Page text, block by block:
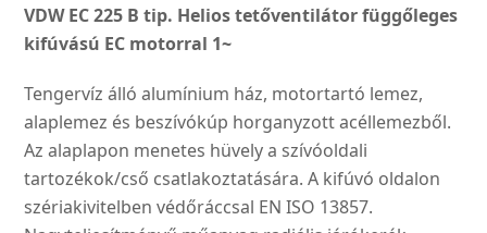
EC
motorral
mennyiség
VDW EC 225 B tip. Helios tetőventilátor függőleges
kifúvású EC motorral 1~
Tengervíz álló alumínium ház, motortartó lemez,
alaplemez és beszívókúp horganyzott acéllemezből.
Az alaplapon menetes hüvely a szívóoldali
tartozékok/cső csatlakoztatására. A kifúvó oldalon
szériakivitelben védőráccsal EN ISO 13857.